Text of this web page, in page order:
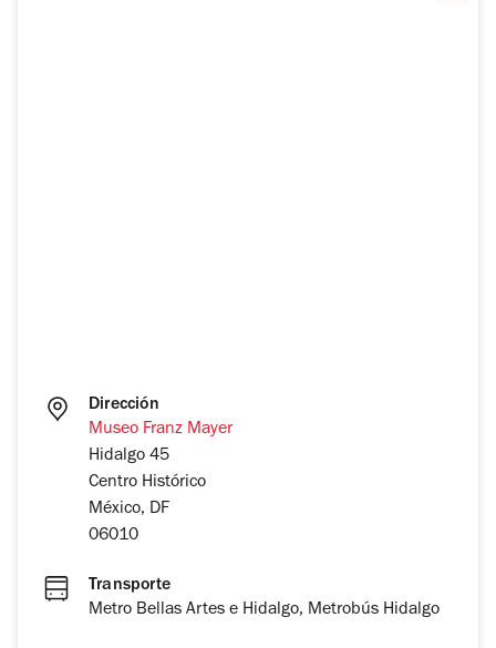
Dirección
Museo Franz Mayer
Hidalgo 45
Centro Histórico
México, DF
06010
Transporte
Metro Bellas Artes e Hidalgo, Metrobús Hidalgo